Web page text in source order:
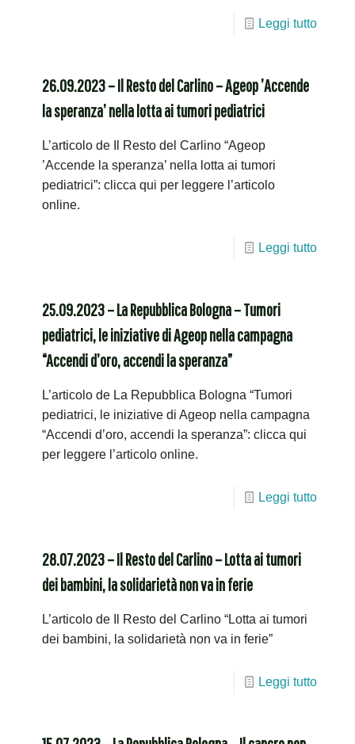
Leggi tutto
26.09.2023 – Il Resto del Carlino – Ageop ’Accende
la speranza’ nella lotta ai tumori pediatrici
L’articolo de Il Resto del Carlino “Ageop
’Accende la speranza’ nella lotta ai tumori
pediatrici”: clicca qui per leggere l’articolo
online.
Leggi tutto
25.09.2023 – La Repubblica Bologna – Tumori
pediatrici, le iniziative di Ageop nella campagna
“Accendi d’oro, accendi la speranza”
L’articolo de La Repubblica Bologna “Tumori
pediatrici, le iniziative di Ageop nella campagna
“Accendi d’oro, accendi la speranza”: clicca qui
per leggere l’articolo online.
Leggi tutto
28.07.2023 – Il Resto del Carlino – Lotta ai tumori
dei bambini, la solidarietà non va in ferie
L’articolo de Il Resto del Carlino “Lotta ai tumori
dei bambini, la solidarietà non va in ferie”
Leggi tutto